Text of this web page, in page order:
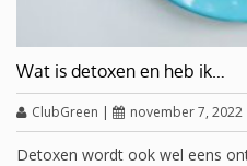
Wat is detoxen en heb ik…
ClubGreen | november 7, 2022
Detoxen wordt ook wel eens